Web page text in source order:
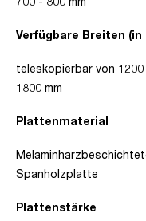
Verfügbare Breiten
Plattenmaterial
Plattenstärke
teleskopierbar von 1200
1800 mm
Spanholzplatte